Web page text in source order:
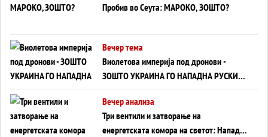
Пробив во Сеута: МАРОКО, ЗОШТО?
Вечер тема
Виолетова империја под дронови -
ЗОШТО УКРАИНА ГО НАПАДНА РУСКИОТ
WILDBERRIES
Вечер анализа
Три вентили и затворање на
енергетската комора на светот: Нападот